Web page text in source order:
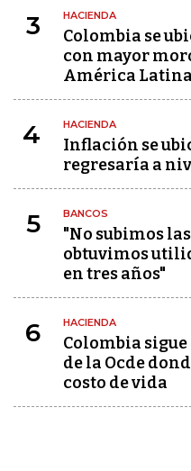
3 HACIENDA
Colombia se
con mayor
América Latina
4 HACIENDA
Inflación se
regresaría a
5 BANCOS
"No subimos
obtuvimos
en tres años"
6 HACIENDA
Colombia
de la Ocde
costo de vida